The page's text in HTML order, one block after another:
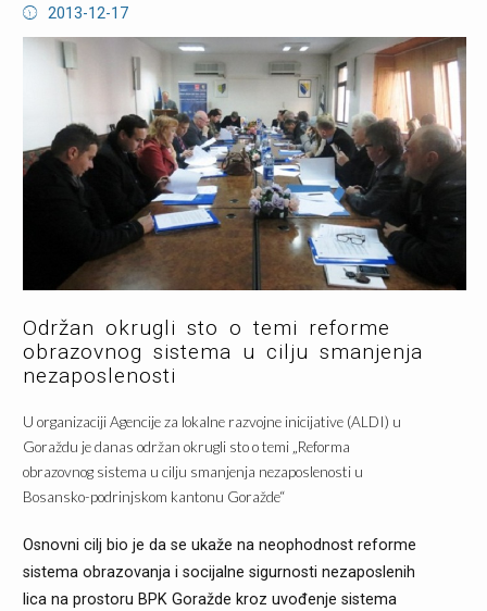
2013-12-17
Održan okrugli sto o temi reforme
obrazovnog sistema u cilju smanjenja
nezaposlenosti
U organizaciji Agencije za lokalne razvojne inicijative (ALDI) u
Goraždu je danas održan okrugli sto o temi „Reforma
obrazovnog sistema u cilju smanjenja nezaposlenosti u
Bosansko-podrinjskom kantonu Goražde“
Osnovni cilj bio je da se ukaže na neophodnost reforme
sistema obrazovanja i socijalne sigurnosti nezaposlenih
lica na prostoru BPK Goražde kroz uvođenje sistema